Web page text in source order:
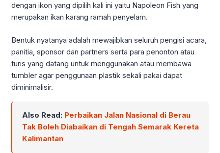
dengan ikon yang dipilih kali ini yaitu Napoleon Fish yang
merupakan ikan karang ramah penyelam.
Bentuk nyatanya adalah mewajibkan seluruh pengisi acara,
panitia, sponsor dan partners serta para penonton atau
turis yang datang untuk menggunakan atau membawa
tumbler agar penggunaan plastik sekali pakai dapat
diminimalisir.
Also Read: Perbaikan Jalan Nasional di Berau
Tak Boleh Diabaikan di Tengah Semarak Kereta
Kalimantan